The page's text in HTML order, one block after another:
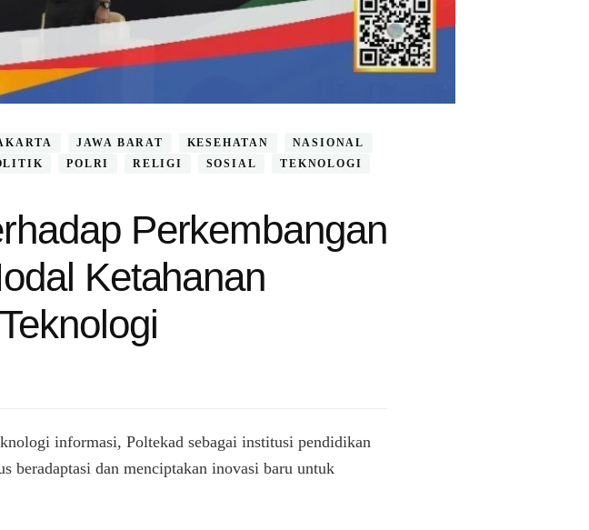
JAWA BARAT KESEHATAN
NASIONAL
POLRI RELIGI SOSIAL
TEKNOLOGI
Perkembangan
Ketahanan
informasi, Poltekad sebagai institusi pendidikan
beradaptasi dan menciptakan inovasi baru untuk